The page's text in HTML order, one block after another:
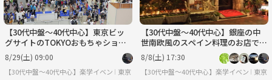
【30代中盤〜40代中心】東京ビッ
グサイトのTOKYOおもちゃショー2
026見学
8/29(土) 09:00
【30代中盤〜40代中心】楽学イベント・勉強会コミュニティ
東京
【30代中盤〜40代中心】銀座の中
世南欧風のスペイン料理のお店で食
事会
8/8(土) 17:30
【30代中盤〜40代中心】楽学イベント・
東京